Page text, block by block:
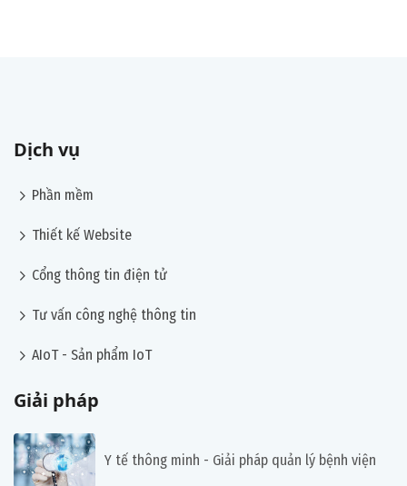
Giải pháp
Y tế thông minh - Giải pháp quản lý bệnh viện
Dịch vụ
chevron_right Phần mềm
chevron_right Thiết kế Website
chevron_right Cổng thông tin điện tử
chevron_right Tư vấn công nghệ thông tin
chevron_right AIoT - Sản phẩm IoT